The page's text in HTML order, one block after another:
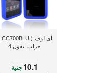
جراب ايفون 4
10.1 جنية